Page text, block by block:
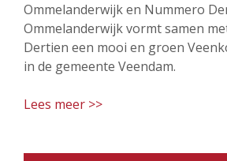
Ommelanderwijk en Nummero
Ommelanderwijk vormt samen
Dertien een mooi en groen
in de gemeente Veendam.
Lees meer >>